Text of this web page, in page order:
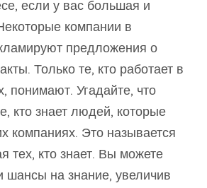
если у вас большая и
компании в
предложения о
Только те, кто работает в
понимают. Угадайте, что
кто знает людей, которые
компаниях. Это называется
тех, кто знает. Вы можете
шансы на знание, увеличив